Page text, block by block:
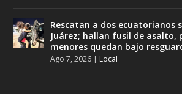
Rescatan a dos ecuatorianos
Juárez; hallan fusil de asalto,
menores quedan bajo
Ago 7, 2026 | Local